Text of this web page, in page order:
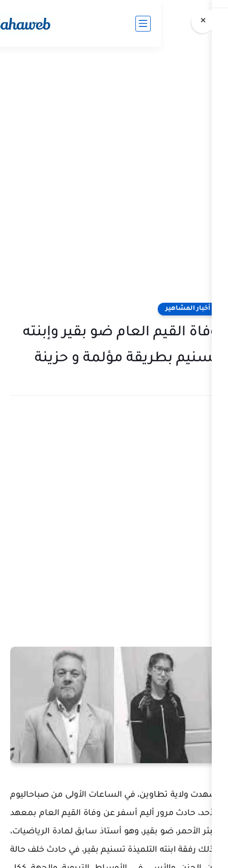
العام ضو بقير وإبنته
مؤلمة و حزينة
في الساعات الأولى من صباحاليوم
أليم أسفر عن وفاة القيم العام بمعهد
بقير، وهو أستاذ سابق لمادة الرياضيات،
التلميذة تسنيم بقير، في حادث خلف حالة